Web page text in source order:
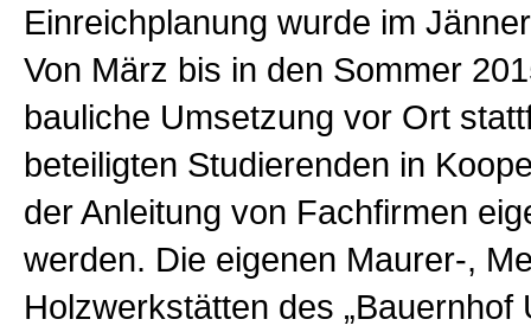
Einreichplanung wurde im
Von März bis in den Sommer
bauliche Umsetzung vor Ort
beteiligten Studierenden in
der Anleitung von Fachfirmen
werden. Die eigenen Maurer-,
Holzwerkstätten des „Bauernhof